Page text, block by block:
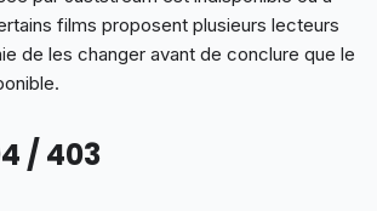
films proposent plusieurs lecteurs
de les changer avant de conclure que le
/ 403